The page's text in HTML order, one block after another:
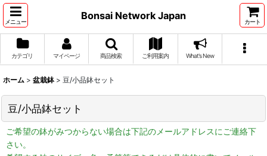
メニュー
Bonsai Network Japan
カート
カテゴリ マイページ 商品検索 ご利用案内 What's New
ホーム > 盆栽鉢 > 豆/小品鉢セット
豆/小品鉢セット
ご希望の鉢がみつからない場合は下記のメールアドレスにご連絡下
さい。